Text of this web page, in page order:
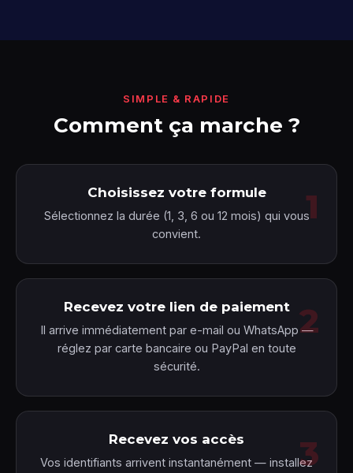
SIMPLE & RAPIDE
Comment ça marche ?
Choisissez votre formule
Sélectionnez la durée (1, 3, 6 ou 12 mois) qui vous
convient.
Recevez votre lien de paiement
Il arrive immédiatement par e-mail ou WhatsApp —
réglez par carte bancaire ou PayPal en toute
sécurité.
Recevez vos accès
Vos identifiants arrivent instantanément — installez